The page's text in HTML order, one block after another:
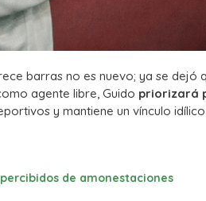
barras no es nuevo; ya se dejó
agente libre, Guido priorizará
y mantiene un vínculo
de amonestaciones